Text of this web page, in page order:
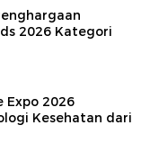
2026 Kategori
Expo 2026
Kesehatan dari